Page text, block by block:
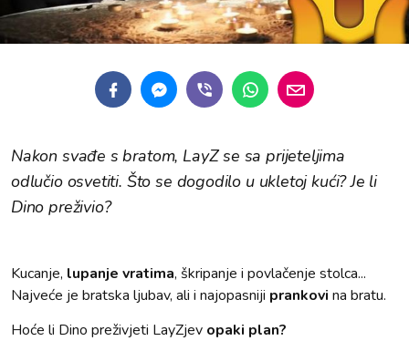
Nakon svađe s bratom, LayZ se sa prijeteljima
odlučio osvetiti. Što se dogodilo u ukletoj kući? Je li
Dino preživio?
Kucanje, lupanje vratima, škripanje i povlačenje stolca...
Najveće je bratska ljubav, ali i najopasniji prankovi na bratu.
Hoće li Dino preživjeti LayZjev opaki plan?